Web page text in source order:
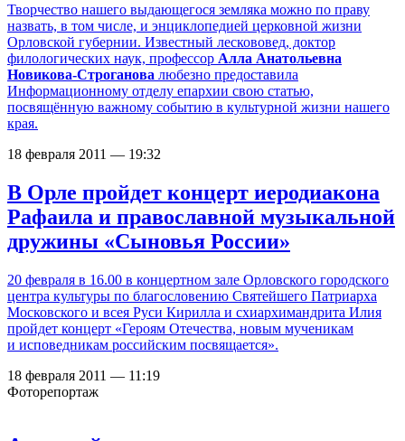
Творчество нашего выдающегося земляка можно по праву
назвать, в том числе, и энциклопедией церковной жизни
Орловской губернии. Известный лескововед, доктор
филологических наук, профессор Алла Анатольевна
Новикова-Строганова любезно предоставила
Информационному отделу епархии свою статью,
посвящённую важному событию в культурной жизни нашего
края.
18 февраля 2011 — 19:32
В Орле пройдет концерт иеродиакона
Рафаила и православной музыкальной
дружины «Сыновья России»
20 февраля в 16.00 в концертном зале Орловского городского
центра культуры по благословению Святейшего Патриарха
Московского и всея Руси Кирилла и схиархимандрита Илия
пройдет концерт «Героям Отечества, новым мученикам
и исповедникам российским посвящается».
18 февраля 2011 — 11:19
Фоторепортаж